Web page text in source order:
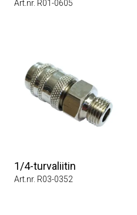
Art.nr. R01-0605
1/4-turvaliitin
Art.nr. R03-0352